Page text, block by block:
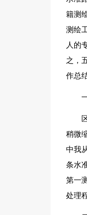
籍测
测绘
人的
之，
作总
稍微
中我
条水
第一
处理